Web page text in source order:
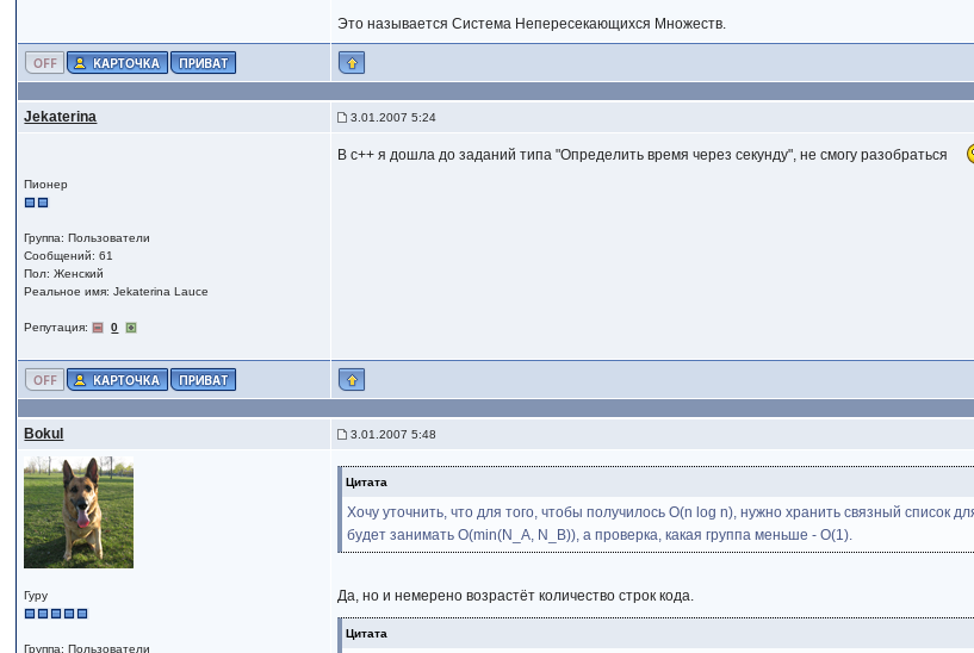
Это называется Система Непересекающихся Множеств.
Jekaterina 3.01.2007 5:24
Пионер
Группа: Пользователи
Сообщений: 61
Пол: Женский
Реальное имя: Jekaterina Lauce
Репутация: 0
В с++ я дошла до заданий типа "Определить время через секунду", не смогу разобраться
Bokul 3.01.2007 5:48
Гуру
Группа: Пользователи
Цитата
Хочу уточнить, что для того, чтобы получилось O(n log n), нужно хранить связный список
будет занимать O(min(N_A, N_B)), а проверка, какая группа меньше - O(1).
Да, но и немерено возрастёт количество строк кода.
Цитата